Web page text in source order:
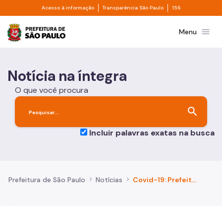
Pular para o Conteúdo principal
Acesso à informação Divisor de acesso à informação
Transparência São Paulo Divisor de
156
Prefeitura de São PauloMenu menu
Notícia na íntegra
O que você procura
search
Incluir palavras exatas na busca
Prefeitura de São Paulo Notícias Covid-19: Prefeitura instala faixas educativas no Jabaquara